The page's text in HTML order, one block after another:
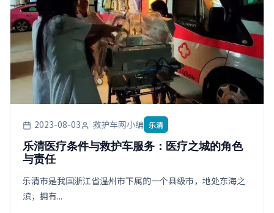
2023-08-03 救护车网小编 乐清
乐清医疗条件与救护车服务：医疗之城的角色
与责任
乐清市是我国浙江省温州市下属的一个县级市，地处东海之
滨，拥有...